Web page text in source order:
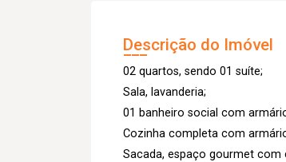
Descrição do Imóvel
02 quartos, sendo 01 suíte;
Sala, lavanderia;
01 banheiro social com
Cozinha completa com
Sacada, espaço gourmet com